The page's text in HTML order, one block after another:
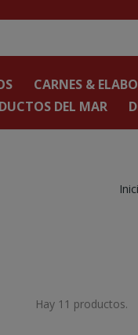
CARNES &
DEL MAR
Hay 11 productos.